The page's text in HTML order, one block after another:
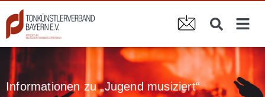
Informationen zu „Jugend musiziert“